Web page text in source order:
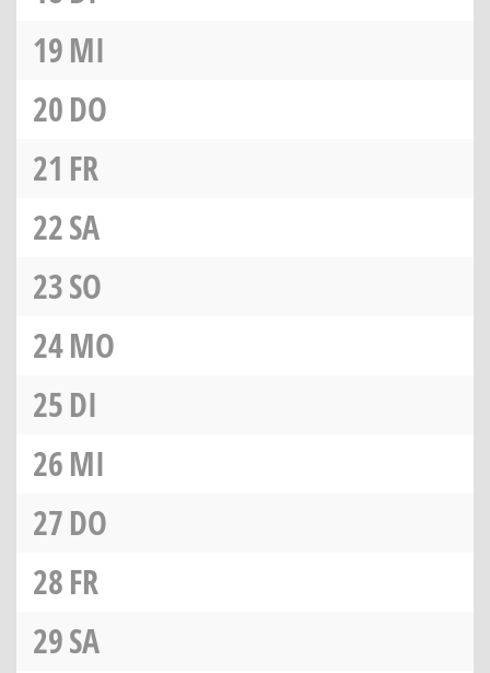
19MI
20DO
21 FR
22SA
23SO
24MO
25DI
26MI
27DO
28FR
29SA